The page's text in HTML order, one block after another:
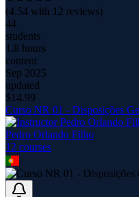
(4.54 with 12 reviews)
44
students
1.8 hours
content
Sep 2025
updated
$14.99
Curso NR 01 - Disposições
Pedro Orlando Filho
12 courses